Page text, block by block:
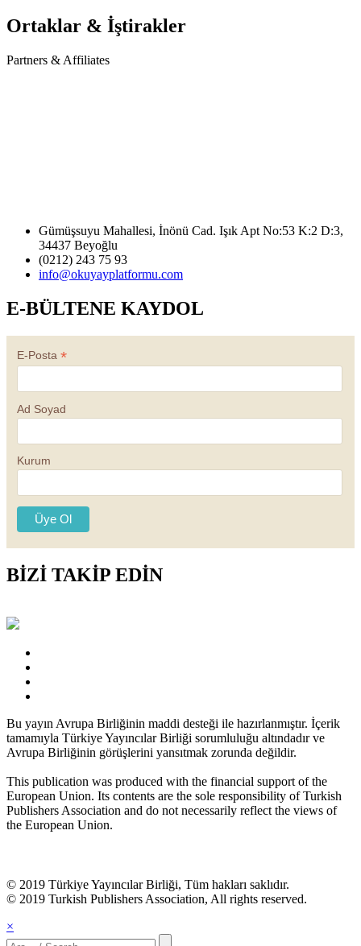
Ortaklar & İştirakler
Partners & Affiliates
Gümüşsuyu Mahallesi, İnönü Cad. Işık Apt No:53 K:2 D:3,
34437 Beyoğlu
(0212) 243 75 93
info@okuyayplatformu.com
E-BÜLTENE KAYDOL
E-Posta *
Ad Soyad
Kurum
BİZİ TAKİP EDİN
Bu yayın Avrupa Birliğinin maddi desteği ile hazırlanmıştır. İçerik
tamamıyla Türkiye Yayıncılar Birliği sorumluluğu altındadır ve
Avrupa Birliğinin görüşlerini yansıtmak zorunda değildir.
This publication was produced with the financial support of the
European Union. Its contents are the sole responsibility of Turkish
Publishers Association and do not necessarily reflect the views of
the European Union.
© 2019 Türkiye Yayıncılar Birliği, Tüm hakları saklıdır.
© 2019 Turkish Publishers Association, All rights reserved.
×